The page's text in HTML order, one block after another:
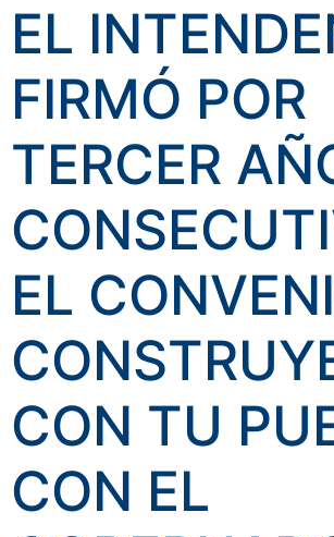
EL
FIRMÓ POR
TERCER
EL
CON TU
CON EL